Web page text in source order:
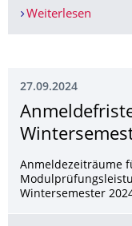
Weiterlesen
27.09.2024
Anmeldezeiträume
Wintersemester